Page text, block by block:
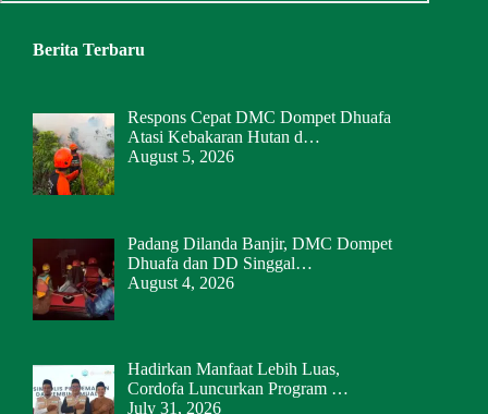
Berita Terbaru
Respons Cepat DMC Dompet Dhuafa
Atasi Kebakaran Hutan d…
August 5, 2026
Padang Dilanda Banjir, DMC Dompet
Dhuafa dan DD Singgal…
August 4, 2026
Hadirkan Manfaat Lebih Luas,
Cordofa Luncurkan Program …
July 31, 2026